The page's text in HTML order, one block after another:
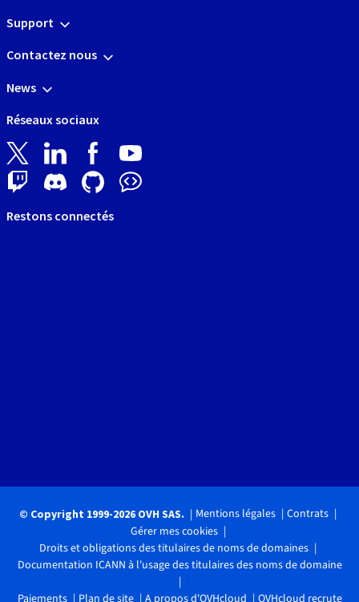
Support
Contactez nous
News
Réseaux sociaux
Restons connectés
© Copyright 1999-2026 OVH SAS. Mentions légales
Contrats
Gérer mes cookies
Droits et obligations des titulaires de noms de domaines
Documentation ICANN à l'usage des titulaires des noms de domaine
Paiements Plan de site A propos d'OVHcloud OVHcloud recrute